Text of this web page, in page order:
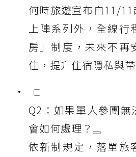
何時旅遊宣布自11/
上陣系列外，全線行
房」制度，未來不再
住，提升住宿隱私與
Q2：如果單人參團無
會如何處理？
依新制規定，落單旅